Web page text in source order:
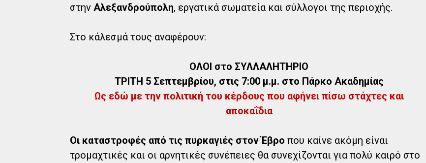
στην Αλεξανδρούπολη, εργατικά σωματεία και σύλλογοι της περιοχής.
Στο κάλεσμά τους αναφέρουν:
ΟΛΟΙ στο ΣΥΛΛΑΛΗΤΗΡΙΟ
ΤΡΙΤΗ 5 Σεπτεμβρίου, στις 7:00 μ.μ. στο Πάρκο Ακαδημίας
Ως εδώ με την πολιτική του κέρδους που αφήνει πίσω στάχτες και
αποκαΐδια
Οι καταστροφές από τις πυρκαγιές στον Έβρο που καίνε ακόμη είναι
τρομαχτικές και οι αρνητικές συνέπειες θα συνεχίζονται για πολύ καιρό στο